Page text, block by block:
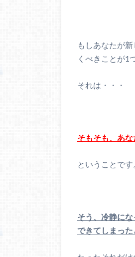
もしあなたが
くべきことが1
それは・・・
そもそも、あ
ということです
そう、冷静に
できてしまった